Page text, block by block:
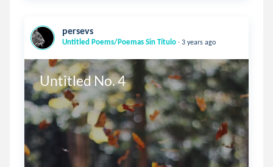
persevs
Untitled Poems/Poemas Sin Título . 3 years ago
Untitled No. 4